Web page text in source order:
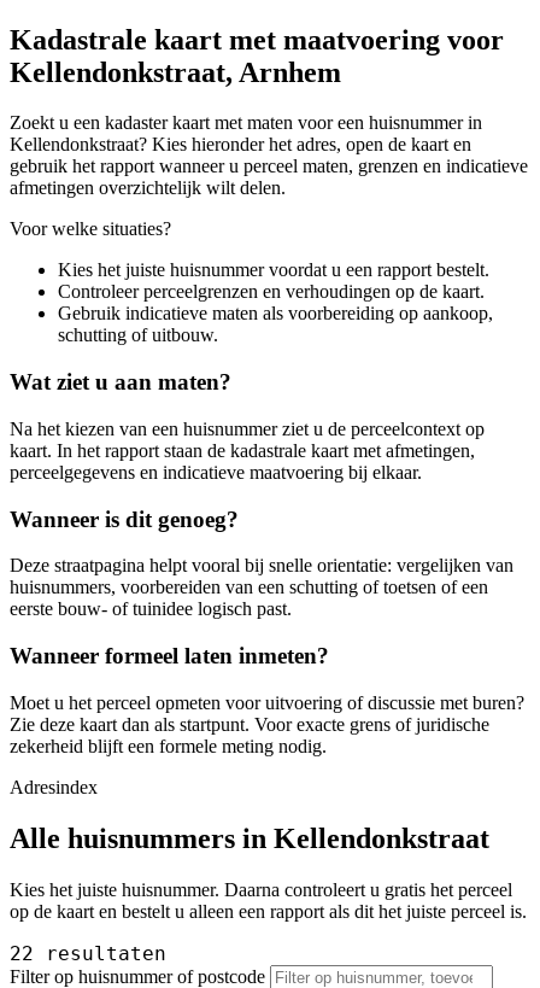
Kadastrale kaart met maatvoering voor
Kellendonkstraat, Arnhem
Zoekt u een kadaster kaart met maten voor een huisnummer in
Kellendonkstraat? Kies hieronder het adres, open de kaart en
gebruik het rapport wanneer u perceel maten, grenzen en indicatieve
afmetingen overzichtelijk wilt delen.
Voor welke situaties?
Kies het juiste huisnummer voordat u een rapport bestelt.
Controleer perceelgrenzen en verhoudingen op de kaart.
Gebruik indicatieve maten als voorbereiding op aankoop,
schutting of uitbouw.
Wat ziet u aan maten?
Na het kiezen van een huisnummer ziet u de perceelcontext op
kaart. In het rapport staan de kadastrale kaart met afmetingen,
perceelgegevens en indicatieve maatvoering bij elkaar.
Wanneer is dit genoeg?
Deze straatpagina helpt vooral bij snelle orientatie: vergelijken van
huisnummers, voorbereiden van een schutting of toetsen of een
eerste bouw- of tuinidee logisch past.
Wanneer formeel laten inmeten?
Moet u het perceel opmeten voor uitvoering of discussie met buren?
Zie deze kaart dan als startpunt. Voor exacte grens of juridische
zekerheid blijft een formele meting nodig.
Adresindex
Alle huisnummers in Kellendonkstraat
Kies het juiste huisnummer. Daarna controleert u gratis het perceel
op de kaart en bestelt u alleen een rapport als dit het juiste perceel is.
22 resultaten
Filter op huisnummer of postcode